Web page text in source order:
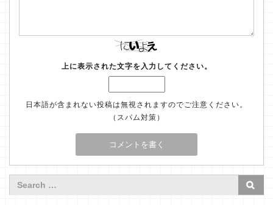
上に表示された文字を入力してください。
日本語が含まれない投稿は無視されますのでご注意ください。
（スパム対策）